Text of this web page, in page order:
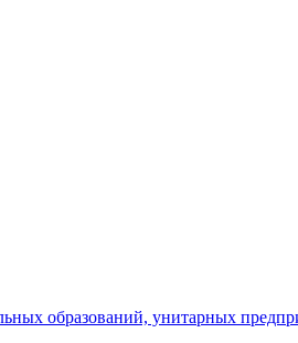
образований, унитарных